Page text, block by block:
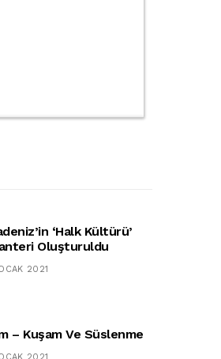
‘halk Kültürü’
Oluşturuldu
2021
– Kuşam Ve Süslenme
2021